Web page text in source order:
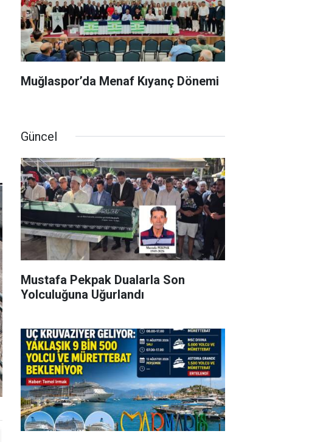
Muğlaspor’da Menaf Kıyanç Dönemi
Güncel
Mustafa Pekpak Dualarla Son
Yolculuğuna Uğurlandı